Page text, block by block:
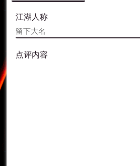
江湖人称
点评内容